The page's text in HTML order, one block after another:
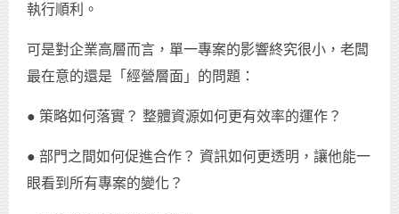
執行順利。
可是對企業高層而言，單一專案的影響終究很小，老闆
最在意的還是「經營層面」的問題：
● 策略如何落實？ 整體資源如何更有效率的運作？
● 部門之間如何促進合作？ 資訊如何更透明，讓他能一
眼看到所有專案的變化？